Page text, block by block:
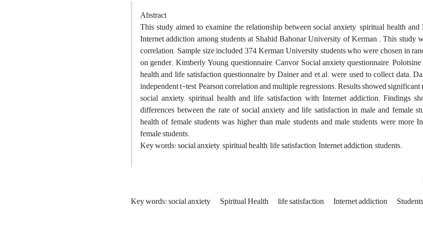
Abstract
This study aimed to examine the relationship between social anxiety, spiritual health
Internet addiction among students at Shahid Bahonar University of Kerman . This study
correlation. Sample size included 374 Kerman University students who were chosen in
on gender. Kimberly Young questionnaire, Canvor Social anxiety questionnaire,
health and life satisfaction questionnaire by Dainer and et.al. were used to collect data.
independent t-test, Pearson correlation and multiple regressions. Results showed
social anxiety, spiritual health and life satisfaction with Internet addiction. Findings
differences between the rate of social anxiety and life satisfaction in male and female
health of female students was higher than male students and male students were more
female students.
Key words: social anxiety, spiritual health, life satisfaction, Internet addiction, students.
Key words: social anxiety Spiritual Health life satisfaction Internet addiction Students